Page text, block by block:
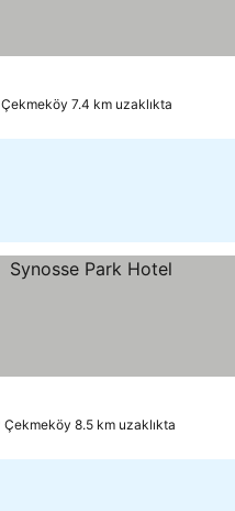
Çekmeköy 7.4 km uzaklıkta
Çekmeköy 8.5 km uzaklıkta